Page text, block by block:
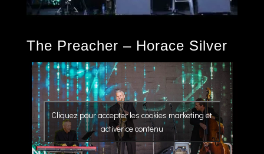
The Preacher – Horace Silver
Cliquez pour accepter les cookies marketing et
activer ce contenu